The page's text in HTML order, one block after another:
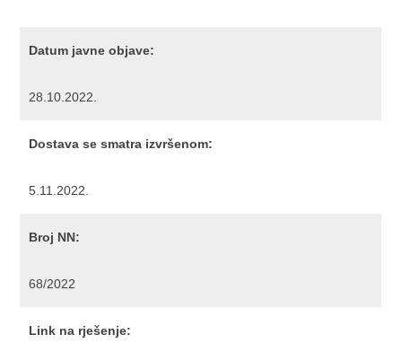
Datum javne objave:
28.10.2022.
Dostava se smatra izvršenom:
5.11.2022.
Broj NN:
68/2022
Link na rješenje: